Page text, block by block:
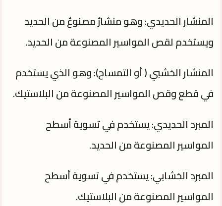
المنشار الحديدي: وهو منشارٌ مصنوعٌ من الحديد
ويستخدم لقص المواسير المصنوعة من الحديد.
المنشار الخشبي ( أو التمساح): وهو الذي يستخدم
في قطع وقص المواسير المصنوعة من البلاستيك.
المبرد الحديدي: يستخدم في تسوية أسطح
المواسير المصنوعة من الحديد.
المبرد الخشابي: يستخدم في تسوية أسطح
المواسير المصنوعة من البلاستيك.